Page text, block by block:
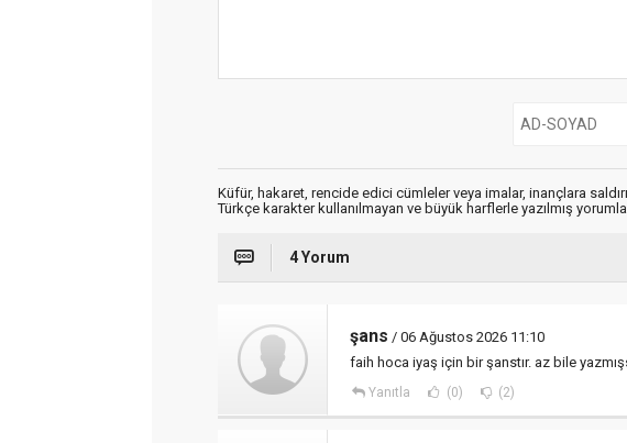
Küfür, hakaret, rencide edici cümleler veya imalar, inançlara
Türkçe karakter kullanılmayan ve büyük harflerle yazılmış
4 Yorum
şans / 06 Ağustos 2026 11:10
faih hoca iyaş için bir şanstır. az bile
Yanıtla (0) (2)